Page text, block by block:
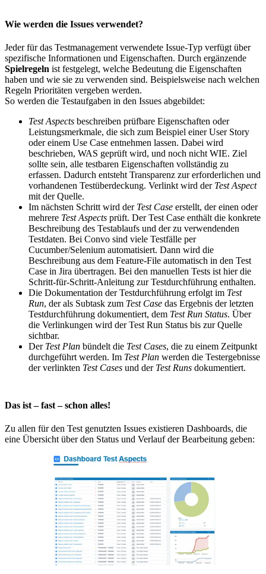
Wie werden die Issues verwendet?
Jeder für das Testmanagement verwendete Issue-Typ verfügt über
spezifische Informationen und Eigenschaften. Durch ergänzende
Spielregeln ist festgelegt, welche Bedeutung die Eigenschaften
haben und wie sie zu verwenden sind. Beispielsweise nach welchen
Regeln Prioritäten vergeben werden.
So werden die Testaufgaben in den Issues abgebildet:
Test Aspects beschreiben prüfbare Eigenschaften oder
Leistungsmerkmale, die sich zum Beispiel einer User Story
oder einem Use Case entnehmen lassen. Dabei wird
beschrieben, WAS geprüft wird, und noch nicht WIE. Ziel
sollte sein, alle testbaren Eigenschaften vollständig zu
erfassen. Dadurch entsteht Transparenz zur erforderlichen und
vorhandenen Testüberdeckung. Verlinkt wird der Test Aspect
mit der Quelle.
Im nächsten Schritt wird der Test Case erstellt, der einen oder
mehrere Test Aspects prüft. Der Test Case enthält die konkrete
Beschreibung des Testablaufs und der zu verwendenden
Testdaten. Bei Convo sind viele Testfälle per
Cucumber/Selenium automatisiert. Dann wird die
Beschreibung aus dem Feature-File automatisch in den Test
Case in Jira übertragen. Bei den manuellen Tests ist hier die
Schritt-für-Schritt-Anleitung zur Testdurchführung enthalten.
Die Dokumentation der Testdurchführung erfolgt im Test
Run, der als Subtask zum Test Case das Ergebnis der letzten
Testdurchführung dokumentiert, dem Test Run Status. Über
die Verlinkungen wird der Test Run Status bis zur Quelle
sichtbar.
Der Test Plan bündelt die Test Cases, die zu einem Zeitpunkt
durchgeführt werden. Im Test Plan werden die Testergebnisse
der verlinkten Test Cases und der Test Runs dokumentiert.
Das ist – fast – schon alles!
Zu allen für den Test genutzten Issues existieren Dashboards, die
eine Übersicht über den Status und Verlauf der Bearbeitung geben: